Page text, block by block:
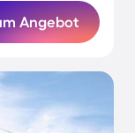
Angebot